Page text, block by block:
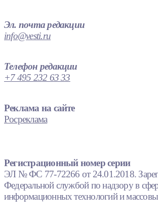
Эл. почта редакции
info@vesti.ru
Телефон редакции
+7 495 232 63 33
Реклама на сайте
Росреклама
Регистрационный номер серии
ЭЛ № ФС 77-72266 от 24.01.2018.
Федеральной службой по надзору в
информационных технологий и